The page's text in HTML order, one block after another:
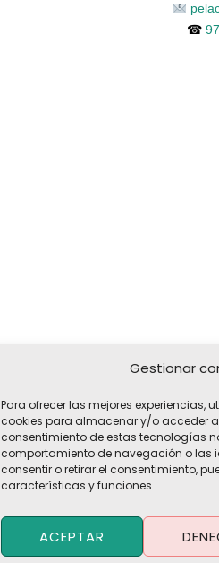
Gestionar
Para ofrecer las mejores experiencias,
cookies para almacenar y/o acceder
consentimiento de estas tecnologías
comportamiento de navegación o las
consentir o retirar el consentimiento,
características y funciones.
ACEPTAR
☎
Política de Privacidad·
Términos y Condiciones·